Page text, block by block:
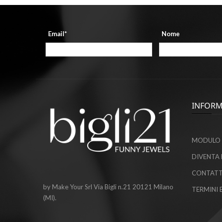
Email*
Nome
by Make Your Srl Via Bigli n.21 20121 Milano
(MI).
MODULO
DIVENTA
TERMINI